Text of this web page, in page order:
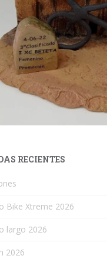
RECIENTES
Bike Xtreme 2026
largo 2026
2026